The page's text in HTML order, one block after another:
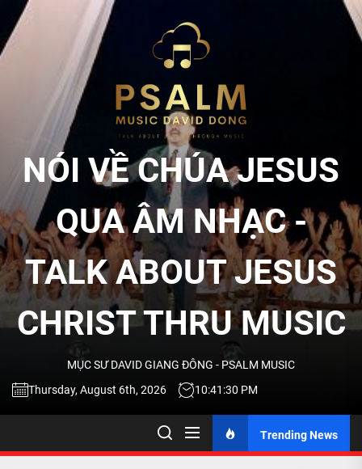
Skip
the
QUA
ÂM
NHẠC
TALK
NÓI VỀ CHÚA JESUS
QUA ÂM NHẠC -
TALK ABOUT JESUS
CHRIST THRU MUSIC
MỤC SƯ DAVID GIANG ĐÔNG - PSALM MUSIC
Thursday, August 6th, 2026
10:41:31 PM
Trending News